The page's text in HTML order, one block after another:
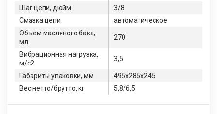
Шаг цепи, дюйм
3/8
Смазка цепи
автоматическое
Объем масляного бака,
мл
270
Вибрационная нагрузка,
м/c2
3,5
Габариты упаковки, мм
495х285х245
Вес нетто/брутто, кг
5,8/6,5